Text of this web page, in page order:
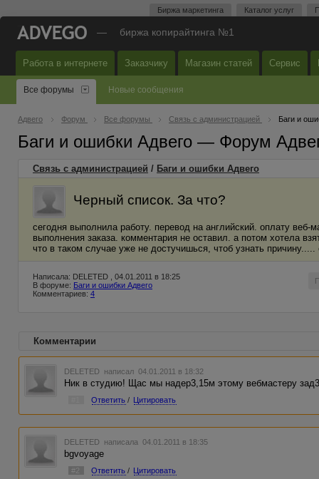
Биржа маркетинга Каталог услуг
— биржа копирайтинга №1
Работа в интернете Заказчику Магазин статей Сервис
Все форумы Новые сообщения
Адвего Форум Все форумы Связь с администрацией Баги и
Баги и ошибки Адвего — Форум
Связь с администрацией / Баги и ошибки Адвего
Черный список. За что?
сегодня выполнила работу. перевод на английский. оплату веб-
выполнения заказа. комментария не оставил. а потом хотела
что в таком случае уже не достучишься, чтоб узнать
Написала: DELETED , 04.01.2011 в 18:25
В форуме: Баги и ошибки Адвего
Комментариев: 4
Комментарии
DELETED написал 04.01.2011 в 18:32
Ник в студию! Щас мы надер3,15м этому вебмастеру
Ответить / Цитировать
DELETED написала 04.01.2011 в 18:35
bgvoyage
#2 Ответить / Цитировать